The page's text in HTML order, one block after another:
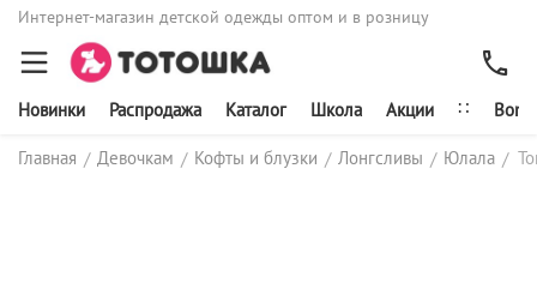
Интернет-магазин детской одежды оптом и в розницу
Новинки Распродажа Каталог Школа Акции ∷
Главная / Девочкам / Кофты и блузки / Лонгсливы / Юлала /